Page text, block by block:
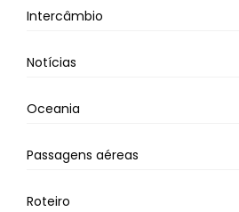
Intercâmbio
Notícias
Oceania
Passagens aéreas
Roteiro